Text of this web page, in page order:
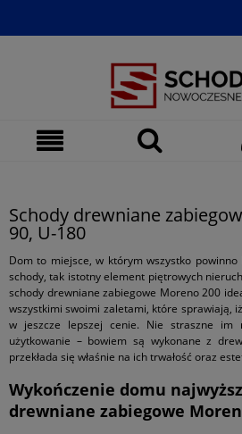
Schody drewniane
90, U-180
Dom to miejsce, w którym wszystko powinno
schody, tak istotny element piętrowych
schody drewniane zabiegowe Moreno 200
wszystkimi swoimi zaletami, które sprawiają,
w jeszcze lepszej cenie. Nie straszne im
użytkowanie – bowiem są wykonane z
przekłada się właśnie na ich trwałość oraz
Wykończenie domu
drewniane zabiegowe